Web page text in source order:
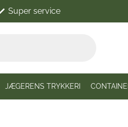
Super service
JÆGERENS TRYKKERI